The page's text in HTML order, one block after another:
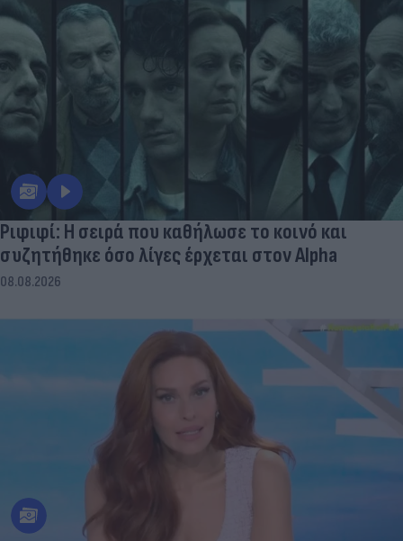
Ριφιφί: Η σειρά που καθήλωσε το κοινό και
συζητήθηκε όσο λίγες έρχεται στον Alpha
08.08.2026